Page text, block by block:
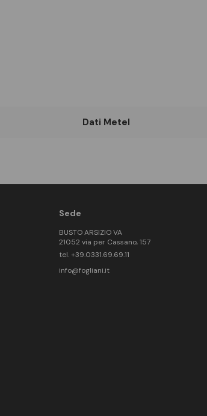
Dati Metel
Sede
BUSTO ARSIZIO VA
21052 via per Cassano, 157
tel. +39.0331.69.69.11
info@fogliani.it